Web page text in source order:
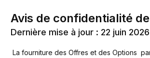
Avis de confidentialité
Dernière mise à jour : 22 juin 2026
La fourniture des Offres et des Options  par Zoī et